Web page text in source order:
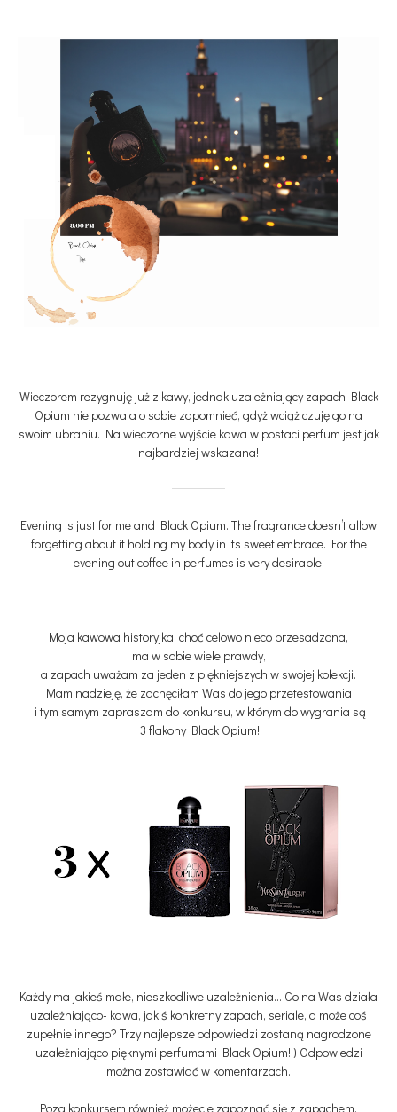
Wieczorem rezygnuję już z kawy, jednak uzależniający zapach Black
Opium nie pozwala o sobie zapomnieć, gdyż wciąż czuję go na
swoim ubraniu. Na wieczorne wyjście kawa w postaci perfum jest jak
najbardziej wskazana!
Evening is just for me and Black Opium. The fragrance doesn’t allow
forgetting about it holding my body in its sweet embrace. For the
evening out coffee in perfumes is very desirable!
Moja kawowa historyjka, choć celowo nieco przesadzona,
ma w sobie wiele prawdy,
a zapach uważam za jeden z piękniejszych w swojej kolekcji.
Mam nadzieję, że zachęciłam Was do jego przetestowania
i tym samym zapraszam do konkursu, w którym do wygrania są
3 flakony Black Opium!
Każdy ma jakieś małe, nieszkodliwe uzależnienia... Co na Was działa
uzależniająco- kawa, jakiś konkretny zapach, seriale, a może coś
zupełnie innego? Trzy najlepsze odpowiedzi zostaną nagrodzone
uzależniająco pięknymi perfumami Black Opium!:) Odpowiedzi
można zostawiać w komentarzach.
Poza konkursem również możecie zapoznać się z zapachem,